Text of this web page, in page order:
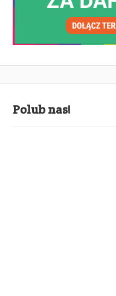
Polub nas!